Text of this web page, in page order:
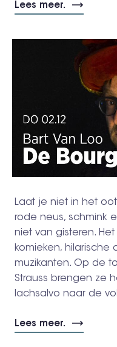
Lees meer.
Laat je niet in het
rode neus, schmink
niet van gisteren.
komieken, hilarische
muzikanten. Op de
Strauss brengen ze
lachsalvo naar de
Lees meer.